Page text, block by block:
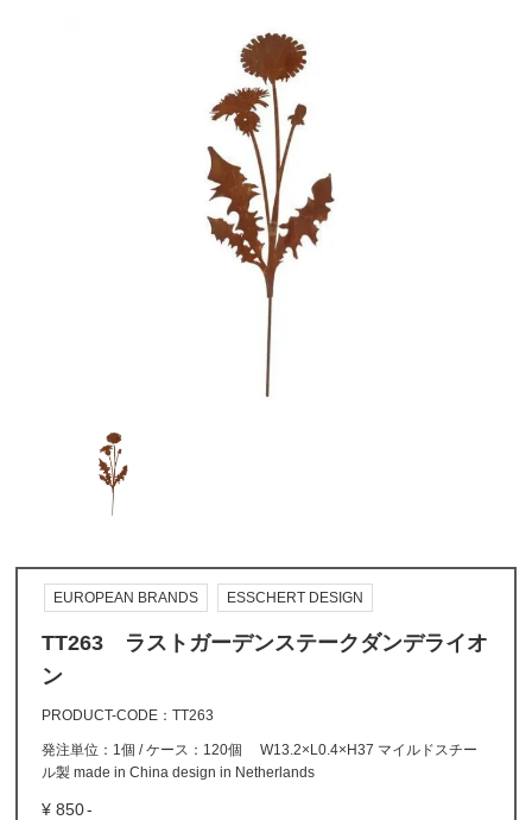
EUROPEAN BRANDS ESSCHERT DESIGN
TT263 ラストガーデンステークダンデライオ
ン
PRODUCT-CODE TT263
発注単位：1個 / ケース：120個 W13.2×L0.4×H37 マイルドスチー
ル製 made in China design in Netherlands
850